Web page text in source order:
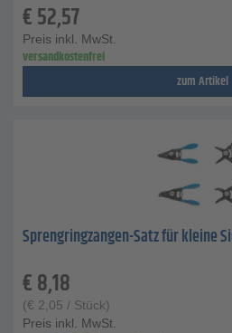
€52,57
Preis inkl. MwSt.
versandkostenfrei
zum Artikel
Sprengringzangen-Satz für kleine
€8,18
(€ 2,05 / Stück)
Preis inkl. MwSt.